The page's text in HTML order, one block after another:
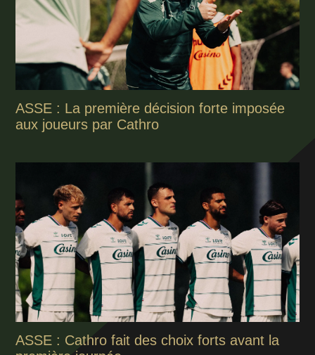
ASSE : La première décision forte imposée
aux joueurs par Cathro
ASSE : Cathro fait des choix forts avant la